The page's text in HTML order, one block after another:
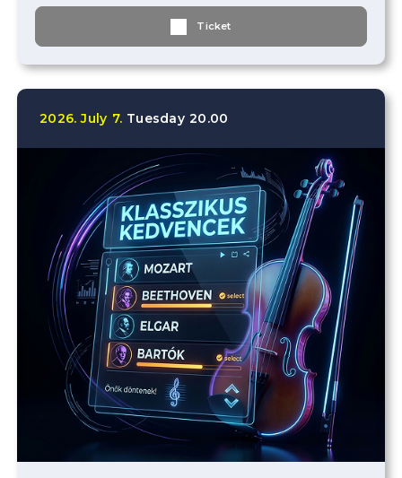
Ticket
2026. July 7. Tuesday 20.00